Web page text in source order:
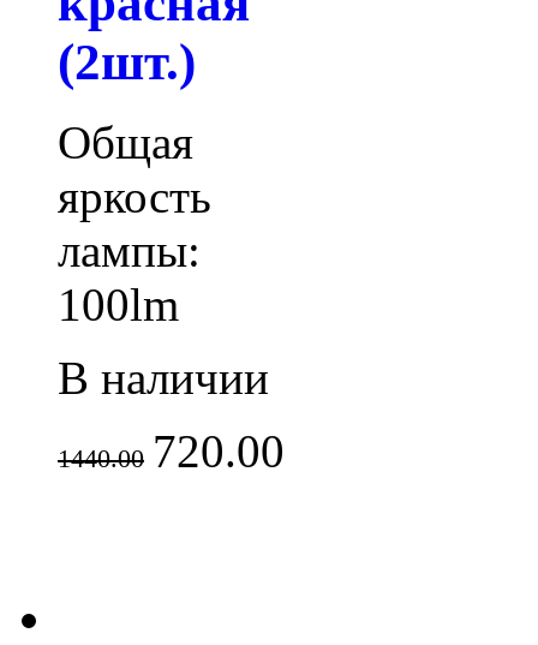
(2шт.)
Общая
яркость
лампы:
100lm
В наличии
1440.00 720.00